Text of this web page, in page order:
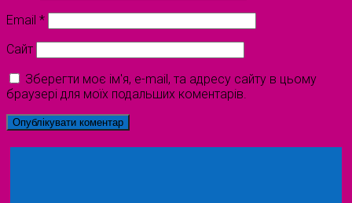
Email *
Сайт
Зберегти моє ім'я, e-mail, та адресу сайту в цьому
браузері для моїх подальших коментарів.